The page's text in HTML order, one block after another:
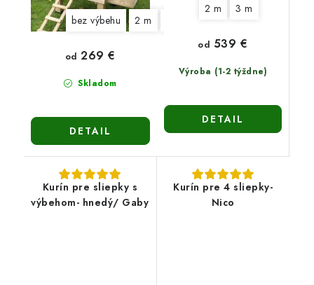
bez výbehu 2 m
Skladom
od 269 €
DETAIL
2 m 3 m
Výroba (1-2 týždne)
od 539 €
DETAIL
Kurín pre sliepky s
výbehom- hnedý/ Gaby
Kurín pre 4 sliepky-
Nico